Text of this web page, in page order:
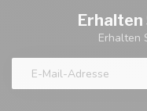
Erhalten
Erhalten